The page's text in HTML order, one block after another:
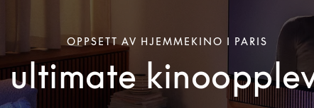
OPPSETT AV HJEMMEKINO I PARIS
ultimate